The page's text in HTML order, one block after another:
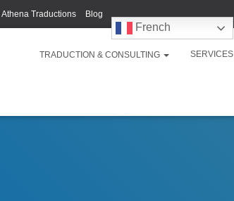
Athena Traductions Blog
French
TRADUCTION & CONSULTING SERVICES